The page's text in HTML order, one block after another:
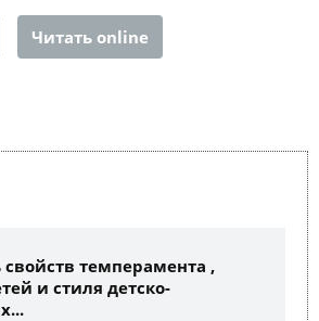
Читать online
свойств темперамента ,
и стиля детско-